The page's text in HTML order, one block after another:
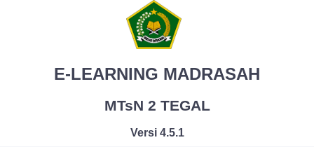
E-LEARNING MADRASAH
MTsN 2 TEGAL
Versi 4.5.1